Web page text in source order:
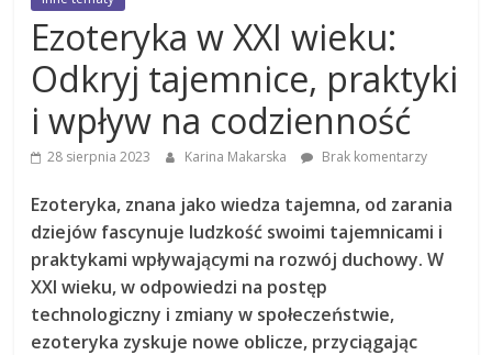
Ezoteryka w XXI wieku:
Odkryj tajemnice, praktyki
i wpływ na codzienność
28 sierpnia 2023 Karina Makarska Brak komentarzy
Ezoteryka, znana jako wiedza tajemna, od zarania
dziejów fascynuje ludzkość swoimi tajemnicami i
praktykami wpływającymi na rozwój duchowy. W
XXI wieku, w odpowiedzi na postęp
technologiczny i zmiany w społeczeństwie,
ezoteryka zyskuje nowe oblicze, przyciągając